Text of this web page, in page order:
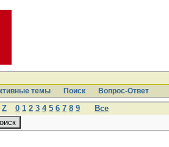
темы Поиcк Вопрос-Ответ
Z 0 1 2 3 4 5 6 7 8 9 Все